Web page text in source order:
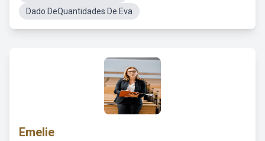
Dado DeQuantidades De Eva
Emelie